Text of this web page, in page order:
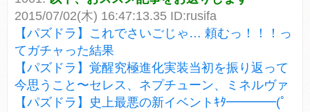
2015/07/02(木) 16:47:13.35 ID:rusifa
【パズドラ】これでさいごじゃ… 頼むっ！！！っ
てガチャった結果
【パズドラ】覚醒究極進化実装当初を振り返って
今思うこと〜セレス、ネプチューン、ミネルヴァ
【パズドラ】史上最悪の新イベントｷﾀ━━━━(ﾟ